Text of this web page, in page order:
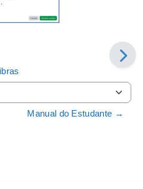
Manual do Estudante →